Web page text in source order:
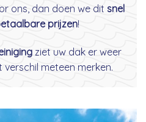
ons, dan doen we dit snel
prijzen!
ziet uw dak er weer
verschil meteen merken.